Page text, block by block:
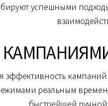
успешными
реальным
быстрейшей ручной